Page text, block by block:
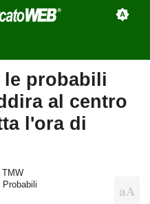
le probabili
al centro
l'ora di
TMW
Probabili